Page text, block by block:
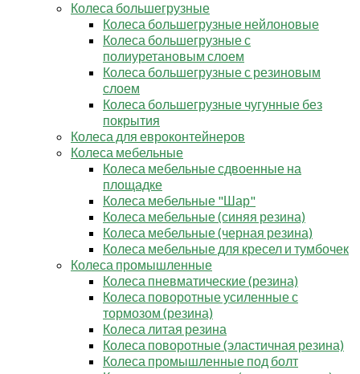
Колеса большегрузные
Колеса большегрузные нейлоновые
Колеса большегрузные с
полиуретановым слоем
Колеса большегрузные с резиновым
слоем
Колеса большегрузные чугунные без
покрытия
Колеса для евроконтейнеров
Колеса мебельные
Колеса мебельные сдвоенные на
площадке
Колеса мебельные "Шар"
Колеса мебельные (синяя резина)
Колеса мебельные (черная резина)
Колеса мебельные для кресел и тумбочек
Колеса промышленные
Колеса пневматические (резина)
Колеса поворотные усиленные с
тормозом (резина)
Колеса литая резина
Колеса поворотные (эластичная резина)
Колеса промышленные под болт